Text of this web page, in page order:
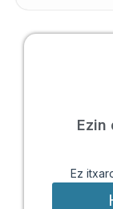
Ezin
Ez